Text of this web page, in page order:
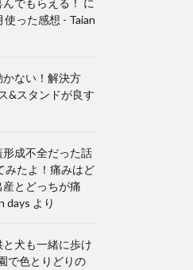
でもらえる！ に
った感想 - Taian
ない！解決方
&スタンドが良す
成不全だった話
みたよ！痛みはど
とどっちが痛
days より
犬も一緒に歩け
で色とりどりの